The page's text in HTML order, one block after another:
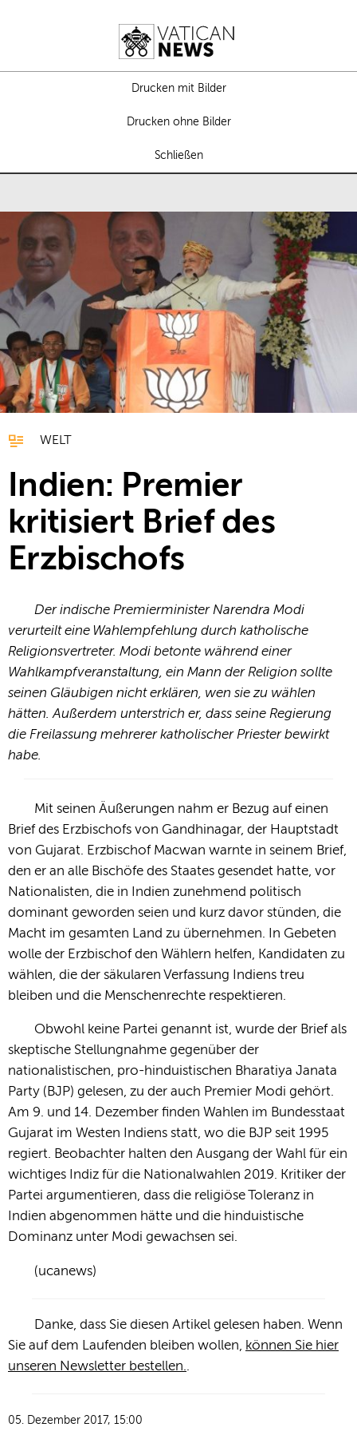
Drucken mit Bilder
Drucken ohne Bilder
Schließen
WELT
Indien: Premier
kritisiert Brief des
Erzbischofs
Der indische Premierminister Narendra Modi
verurteilt eine Wahlempfehlung durch katholische
Religionsvertreter. Modi betonte während einer
Wahlkampfveranstaltung, ein Mann der Religion sollte
seinen Gläubigen nicht erklären, wen sie zu wählen
hätten. Außerdem unterstrich er, dass seine Regierung
die Freilassung mehrerer katholischer Priester bewirkt
habe.
Mit seinen Äußerungen nahm er Bezug auf einen
Brief des Erzbischofs von Gandhinagar, der Hauptstadt
von Gujarat. Erzbischof Macwan warnte in seinem Brief,
den er an alle Bischöfe des Staates gesendet hatte, vor
Nationalisten, die in Indien zunehmend politisch
dominant geworden seien und kurz davor stünden, die
Macht im gesamten Land zu übernehmen. In Gebeten
wolle der Erzbischof den Wählern helfen, Kandidaten zu
wählen, die der säkularen Verfassung Indiens treu
bleiben und die Menschenrechte respektieren.
Obwohl keine Partei genannt ist, wurde der Brief als
skeptische Stellungnahme gegenüber der
nationalistischen, pro-hinduistischen Bharatiya Janata
Party (BJP) gelesen, zu der auch Premier Modi gehört.
Am 9. und 14. Dezember finden Wahlen im Bundesstaat
Gujarat im Westen Indiens statt, wo die BJP seit 1995
regiert. Beobachter halten den Ausgang der Wahl für ein
wichtiges Indiz für die Nationalwahlen 2019. Kritiker der
Partei argumentieren, dass die religiöse Toleranz in
Indien abgenommen hätte und die hinduistische
Dominanz unter Modi gewachsen sei.
(ucanews)
Danke, dass Sie diesen Artikel gelesen haben. Wenn
Sie auf dem Laufenden bleiben wollen, können Sie hier
unseren Newsletter bestellen..
05. Dezember 2017, 15:00